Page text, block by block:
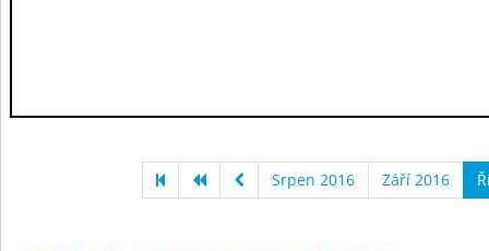
Srpen 2016 Září 2016